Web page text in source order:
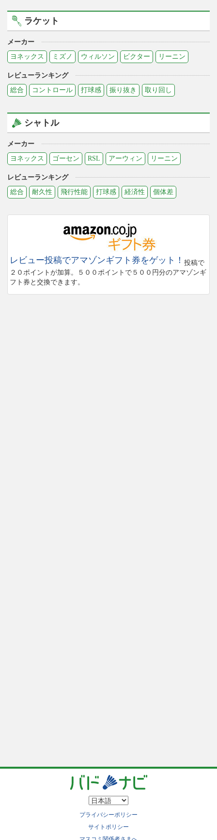
ラケット
メーカー
ヨネックス
ミズノ ウィルソン ビクター リーニン
レビューランキング
総合
コントロール 打球感 振り抜き 取り回し
シャトル
メーカー
ヨネックス
ゴーセン RSL アーウィン リーニン
レビューランキング
総合
耐久性 飛行性能 打球感 経済性 個体差
レビュー投稿でアマゾンギフト券をゲット！ 投稿で
２０ポイントが加算。５００ポイントで５００円分のアマゾンギ
フト券と交換できます。
プライバシーポリシー
サイトポリシー